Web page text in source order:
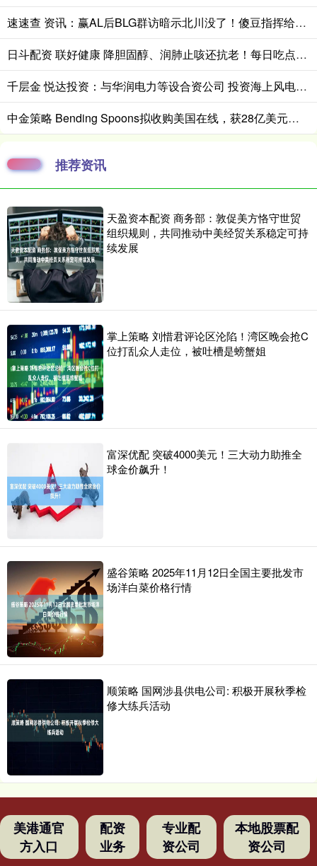
速速查 资讯：赢AL后BLG群访暗示北川没了！傻豆指挥给ELK压没声_Shadow_比赛_声音
日斗配资 联好健康 降胆固醇、润肺止咳还抗老！每日吃点益处多
千层金 悦达投资：与华润电力等设合资公司 投资海上风电项目
中金策略 Bending Spoons拟收购美国在线，获28亿美元债务融资
推荐资讯
天盈资本配资 商务部：敦促美方恪守世贸
组织规则，共同推动中美经贸关系稳定可持
续发展
掌上策略 刘惜君评论区沦陷！湾区晚会抢C
位打乱众人走位，被吐槽是螃蟹姐
富深优配 突破4000美元！三大动力助推全
球金价飙升！
盛谷策略 2025年11月12日全国主要批发市
场洋白菜价格行情
顺策略 国网涉县供电公司: 积极开展秋季检
修大练兵活动
美港通官
方入口
配资
业务
专业配
资公司
本地股票配
资公司